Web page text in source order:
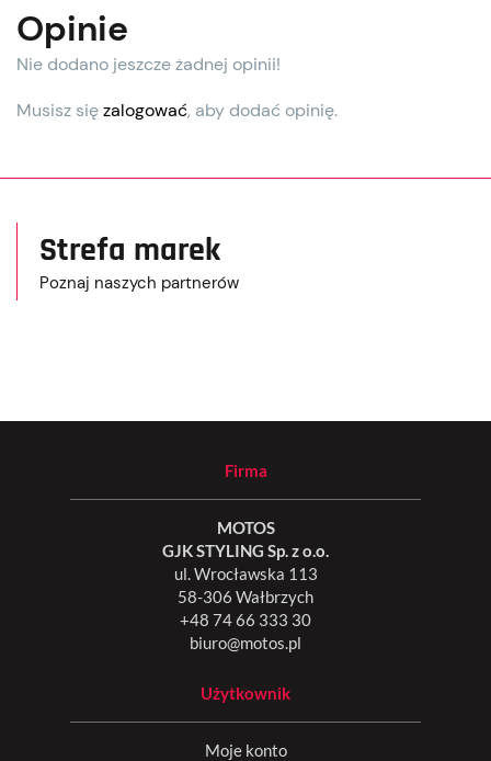
Opinie
Nie dodano jeszcze żadnej opinii!
Musisz sięzalogować, aby dodać opinię.
Strefa marek
Poznaj naszych partnerów
Firma
MOTOS
GJK STYLING Sp. z o.o.
ul. Wrocławska 113
58-306 Wałbrzych
+48 74 66 333 30
biuro@motos.pl
Użytkownik
Moje konto